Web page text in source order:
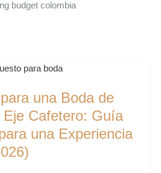
budget colombia
una Boda de
Eje Cafetero: Guía
una Experiencia